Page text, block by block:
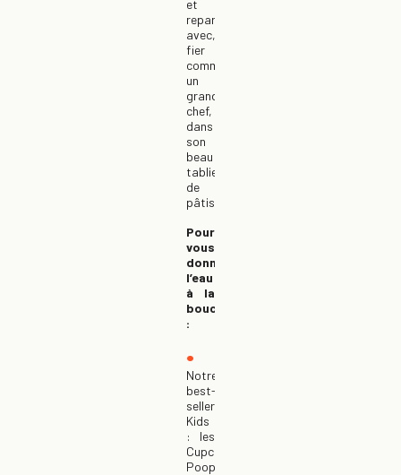
et
repartira
avec,
fier
comme
un
grand
chef,
dans
son
beau
tablier
de
pâtissier.
Pour
vous
donner
l’eau
à la
bouche
:
Notre
best-
seller
Kids
: les
Cupcakes
Poop,